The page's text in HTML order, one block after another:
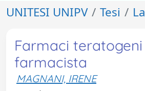
UNITESI UNIPV Tesi
Farmaci
farmacista
MAGNANI, IRENE